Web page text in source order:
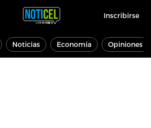
Inscribirse
Noticias Economía Opiniones